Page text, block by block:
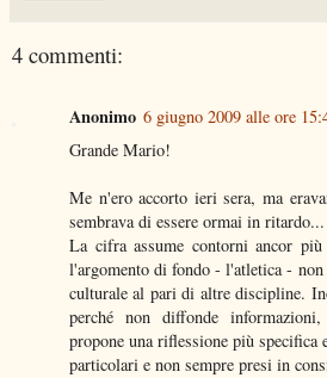
4 commenti:
Anonimo 6 giugno 2009 alle ore
Grande Mario!
Me n'ero accorto ieri sera, ma
sembrava di essere ormai in ritardo...
La cifra assume contorni ancor
l'argomento di fondo - l'atletica - non
culturale al pari di altre discipline.
perché non diffonde
propone una riflessione più
particolari e non sempre presi in